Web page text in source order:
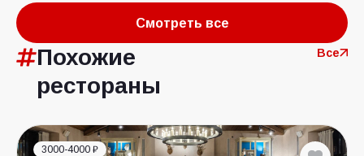
Смотреть все
Похожие
рестораны
Все
3000-4000 ₽